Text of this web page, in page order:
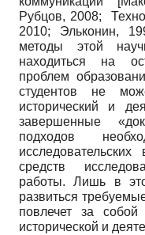
Рубцов, 2008;
2010; Эльконин,
методы этой
находиться на
проблем
студентов не
исторический и
завершенные
подходов
средств
работы. Лишь в
развиться
повлечет за
исторической и